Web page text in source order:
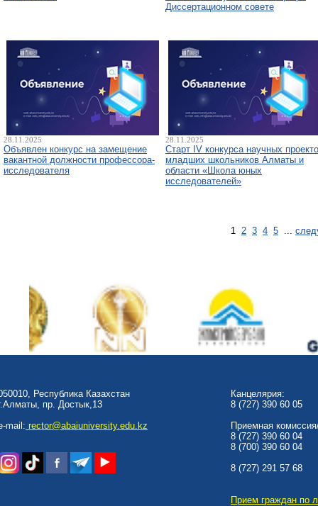
Диссертационном совете
28.11.2025
Объявлен конкурс на замещение
вакантной должности профессора-
исследователя
28.11.2025
Старт IV конкурса научных
младших школьников Алматы и
области «Школа юных
исследователей»
1 2 3 4 5 ...
Республика Казахстан
пр. Достык,13
mail: rector@abaiuniversity.edu.kz
Канцелярия:
8 (727) 390 60 05
Приемная
8 (727) 390 60 04
8 (700) 390 60 04
8 (727) 291 57 68
Прием граждан по